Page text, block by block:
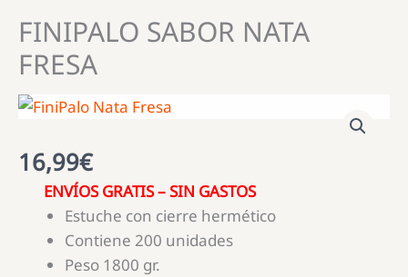
FINIPALO SABOR NATA
FRESA
16,99€
ENVÍOS GRATIS – SIN GASTOS
Estuche con cierre hermético
Contiene 200 unidades
Peso 1800 gr.